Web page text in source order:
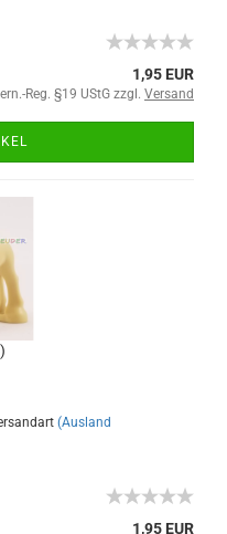
1,95 EUR
Reg. §19 UStG zzgl. Versand
(Ausland
1,95 EUR